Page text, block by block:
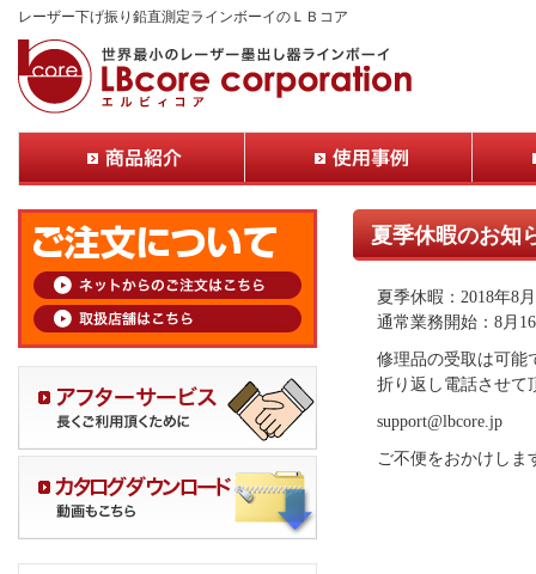
レーザー下げ振り鉛直測定ラインボーイのＬＢコア
夏季休暇のお知
夏季休暇：2018年8
通常業務開始：8月
修理品の受取は可能
折り返し電話させて
support@lbcore.jp
ご不便をおかけしま